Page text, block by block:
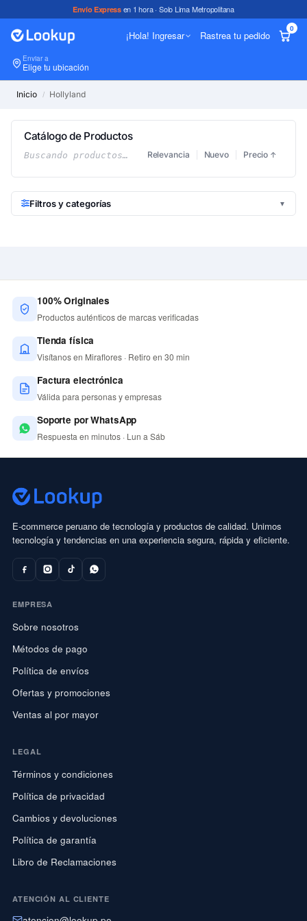
Envío Expressen 1 hora · Solo Lima Metropolitana
¡Hola! Ingresar Rastrea tu pedido
0
Enviar a
Elige tu ubicación
Inicio / Hollyland
Catálogo de Productos
Buscando productos… Relevancia Nuevo Precio ↑
Filtros y categorías ▼
100% Originales
Productos auténticos de marcas verificadas
Tienda física
Visítanos en Miraflores · Retiro en 30 min
Factura electrónica
Válida para personas y empresas
Soporte por WhatsApp
Respuesta en minutos · Lun a Sáb
E-commerce peruano de tecnología y productos de calidad. Unimos
tecnología y tendencias en una experiencia segura, rápida y eficiente.
EMPRESA
Sobre nosotros
Métodos de pago
Política de envíos
Ofertas y promociones
Ventas al por mayor
LEGAL
Términos y condiciones
Política de privacidad
Cambios y devoluciones
Política de garantía
Libro de Reclamaciones
ATENCIÓN AL CLIENTE